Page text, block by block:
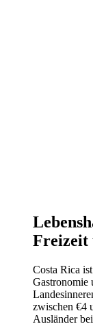
Freizeit
Costa Rica
Gastronomie
zwischen €4
Ausländer